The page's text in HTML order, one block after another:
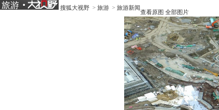
搜狐大视野 > 旅游 > 旅游新闻
查看原图 全部图片